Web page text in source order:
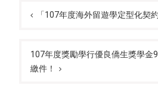
navigation
「107年度海外留遊學定型化契
107年度獎勵學行優良僑生獎學金
繳件！